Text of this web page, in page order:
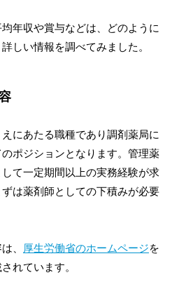
年収や賞与などは、どのように
しい情報を調べてみました。
にあたる職種であり調剤薬局に
ポジションとなります。管理薬
て一定期間以上の実務経験が求
は薬剤師としての下積みが必要
、 厚生労働省のホームページを
れています。